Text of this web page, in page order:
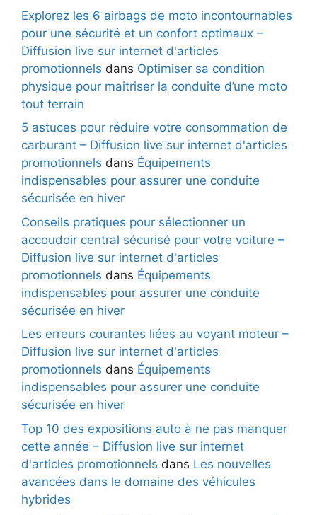
Explorez les 6 airbags de moto incontournables
pour une sécurité et un confort optimaux –
Diffusion live sur internet d'articles
promotionnels dans Optimiser sa condition
physique pour maitriser la conduite d’une moto
tout terrain
5 astuces pour réduire votre consommation de
carburant – Diffusion live sur internet d'articles
promotionnels dans Équipements
indispensables pour assurer une conduite
sécurisée en hiver
Conseils pratiques pour sélectionner un
accoudoir central sécurisé pour votre voiture –
Diffusion live sur internet d'articles
promotionnels dans Équipements
indispensables pour assurer une conduite
sécurisée en hiver
Les erreurs courantes liées au voyant moteur –
Diffusion live sur internet d'articles
promotionnels dans Équipements
indispensables pour assurer une conduite
sécurisée en hiver
Top 10 des expositions auto à ne pas manquer
cette année – Diffusion live sur internet
d'articles promotionnels dans Les nouvelles
avancées dans le domaine des véhicules
hybrides